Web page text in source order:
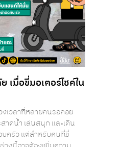
เมื่อขี่มอเตอร์ไซค์ใน
เวลาที่หลายคนรอคอย
สาดน้ำ เล่นสนุก และเดิน
ครัว แต่สำหรับคนที่ขี่